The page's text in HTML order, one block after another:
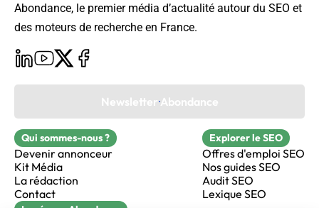
Abondance, le premier média d’actualité autour du SEO et
des moteurs de recherche en France.
Newsletter Abondance
Qui sommes-nous ?
Devenir annonceur
Kit Média
La rédaction
Contact
Explorer le SEO
Offres d'emploi SEO
Nos guides SEO
Audit SEO
Lexique SEO